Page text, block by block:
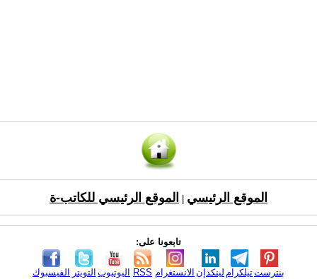
الموقع الرئيسي الموقع الرئيسي للكاتب-ة
تابعونا على:
الفيسبوك التويتر اليوتيوب RSS الانستغرام لينكدإن تيلكرامبنترست